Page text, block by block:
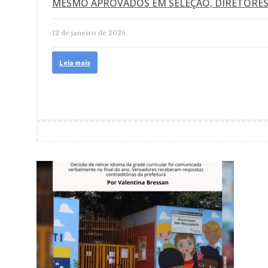
MESMO APROVADOS EM SELEÇÃO,
12 de janeiro de 2026
Leia mais